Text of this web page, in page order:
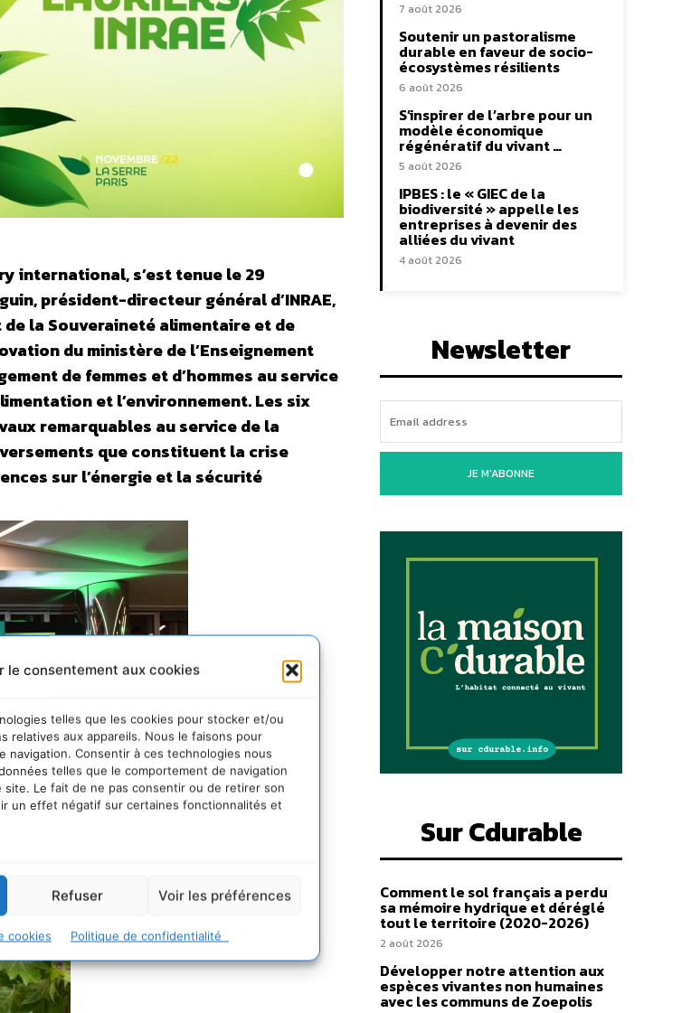
le consentement aux cookies
telles que les cookies pour stocker et/ou
relatives aux appareils. Nous le faisons pour
navigation. Consentir à ces technologies nous
telles que le comportement de navigation
site. Le fait de ne pas consentir ou de retirer son
un effet négatif sur certaines fonctionnalités et
Refuser Voir les préférences
cookies Politique de confidentialité
international, s’est tenue le 29
président-directeur général d’INRAE,
la Souveraineté alimentaire et de
du ministère de l’Enseignement
de femmes et d’hommes au service
et l’environnement. Les six
remarquables au service de la
que constituent la crise
sur l’énergie et la sécurité
7 août 2026
Soutenir un pastoralisme
durable en faveur de socio-
écosystèmes résilients
6 août 2026
S’inspirer de l’arbre pour un
modèle économique
régénératif du vivant …
5 août 2026
IPBES : le « GIEC de la
biodiversité » appelle les
entreprises à devenir des
alliées du vivant
4 août 2026
Newsletter
JE M'ABONNE
Sur Cdurable
Comment le sol français a perdu
sa mémoire hydrique et déréglé
tout le territoire (2020-2026)
2 août 2026
Développer notre attention aux
espèces vivantes non humaines
avec les communs de Zoepolis